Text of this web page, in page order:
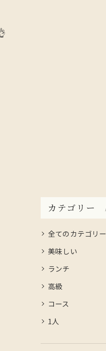
カテゴリー
全てのカテゴリー
美味しい
ランチ
高級
コース
1人